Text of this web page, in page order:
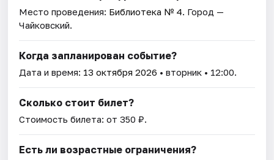
Место проведения: Библиотека № 4. Город —
Чайковский.
Когда запланирован событие?
Дата и время: 13 октября 2026 • вторник • 12:00.
Сколько стоит билет?
Стоимость билета: от 350 ₽.
Есть ли возрастные ограничения?